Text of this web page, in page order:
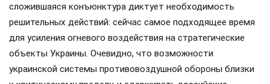
сложившаяся конъюнктура диктует необходимость
решительных действий: сейчас самое подходящее время
для усиления огневого воздействия на стратегические
объекты Украины. Очевидно, что возможности
украинской системы противовоздушной обороны близки